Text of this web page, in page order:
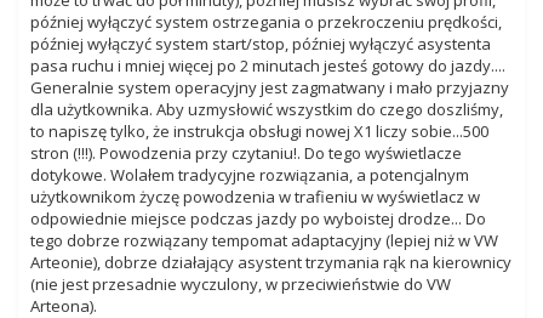
później wyłączyć system ostrzegania o przekroczeniu prędkości,
później wyłączyć system start/stop, później wyłączyć asystenta
pasa ruchu i mniej więcej po 2 minutach jesteś gotowy do jazdy....
Generalnie system operacyjny jest zagmatwany i mało przyjazny
dla użytkownika. Aby uzmysłowić wszystkim do czego doszliśmy,
to napiszę tylko, że instrukcja obsługi nowej X1 liczy sobie...500
stron (!!!). Powodzenia przy czytaniu!. Do tego wyświetlacze
dotykowe. Wolałem tradycyjne rozwiązania, a potencjalnym
użytkownikom życzę powodzenia w trafieniu w wyświetlacz w
odpowiednie miejsce podczas jazdy po wyboistej drodze... Do
tego dobrze rozwiązany tempomat adaptacyjny (lepiej niż w VW
Arteonie), dobrze działający asystent trzymania rąk na kierownicy
(nie jest przesadnie wyczulony, w przeciwieństwie do VW
Arteona).